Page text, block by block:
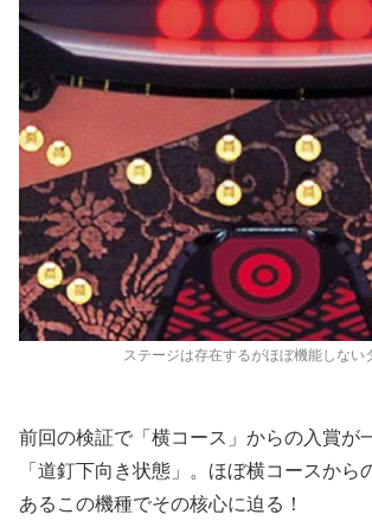
ステージは存在するがほぼ機能しない
前回の検証で「横コース」からの入賞が
「道釘下向き状態」。ほぼ横コースから
あるこの機種でその核心に迫る！